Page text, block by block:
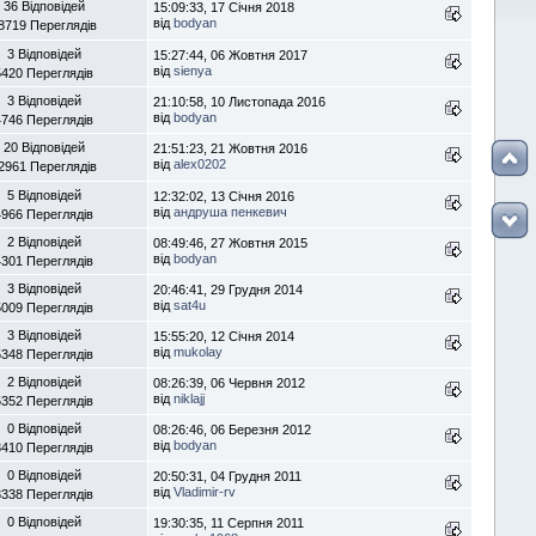
36 Відповідей
Переглядів
15:09:33, 17 Січня 2018
від bodyan
3 Відповідей
Переглядів
15:27:44, 06 Жовтня 2017
від sienya
3 Відповідей
Переглядів
21:10:58, 10 Листопада 2016
від bodyan
20 Відповідей
Переглядів
21:51:23, 21 Жовтня 2016
від alex0202
5 Відповідей
Переглядів
12:32:02, 13 Січня 2016
від андруша пенкевич
2 Відповідей
Переглядів
08:49:46, 27 Жовтня 2015
від bodyan
3 Відповідей
Переглядів
20:46:41, 29 Грудня 2014
від sat4u
3 Відповідей
Переглядів
15:55:20, 12 Січня 2014
від mukolay
2 Відповідей
Переглядів
08:26:39, 06 Червня 2012
від niklajj
0 Відповідей
Переглядів
08:26:46, 06 Березня 2012
від bodyan
0 Відповідей
Переглядів
20:50:31, 04 Грудня 2011
від Vladimir-rv
0 Відповідей
19:30:35, 11 Серпня 2011